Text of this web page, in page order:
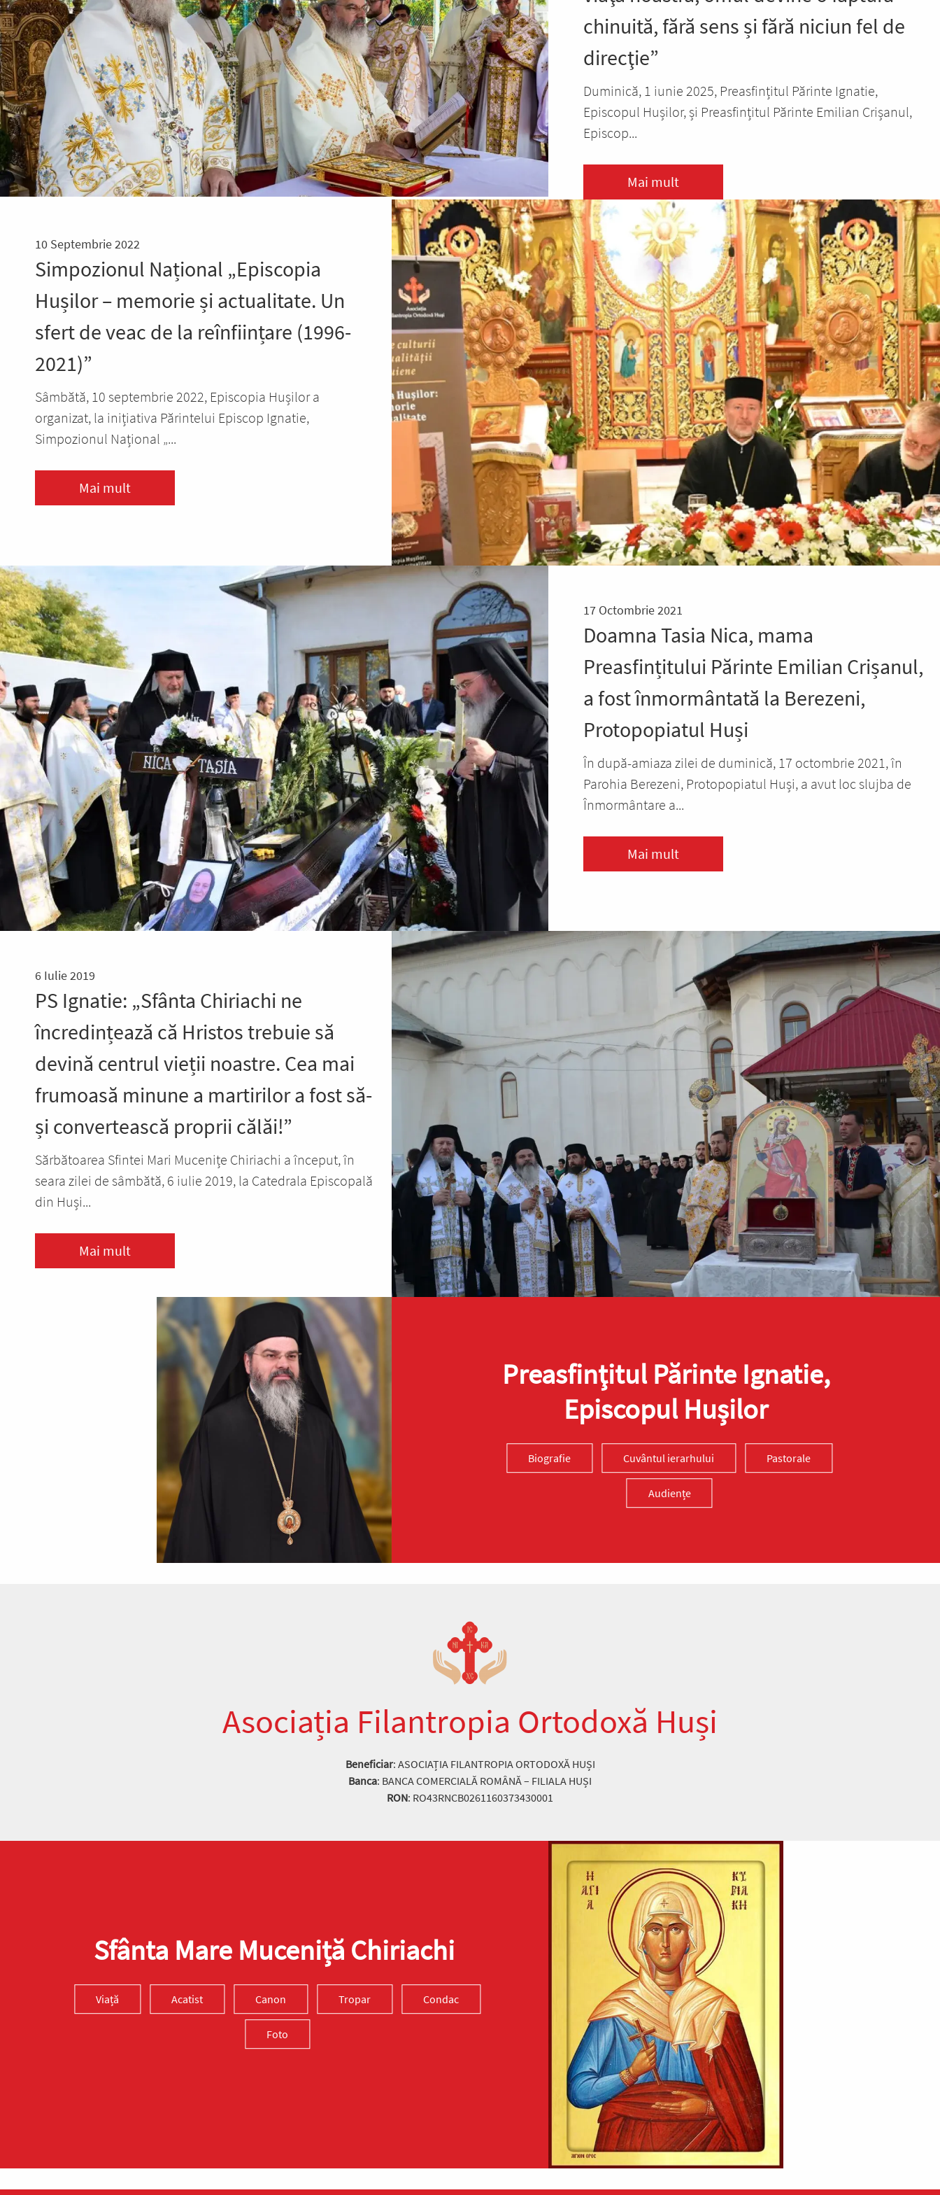
chinuită, fără sens și fără niciun fel de
direcţie”
Duminică, 1 iunie 2025, Preasfințitul Părinte Ignatie,
Episcopul Hușilor, și Preasfințitul Părinte Emilian Crișanul,
Episcop...
Mai mult
10 Septembrie 2022
Simpozionul Național „Episcopia
Hușilor – memorie și actualitate. Un
sfert de veac de la reînființare (1996-
2021)”
Sâmbătă, 10 septembrie 2022, Episcopia Hușilor a
organizat, la inițiativa Părintelui Episcop Ignatie,
Simpozionul Național „...
Mai mult
17 Octombrie 2021
Doamna Tasia Nica, mama
Preasfințitului Părinte Emilian Crișanul,
a fost înmormântată la Berezeni,
Protopopiatul Huși
În după-amiaza zilei de duminică, 17 octombrie 2021, în
Parohia Berezeni, Protopopiatul Huși, a avut loc slujba de
Înmormântare a...
Mai mult
6 Iulie 2019
PS Ignatie: „Sfânta Chiriachi ne
încredințează că Hristos trebuie să
devină centrul vieții noastre. Cea mai
frumoasă minune a martirilor a fost să-
și convertească proprii călăi!”
Sărbătoarea Sfintei Mari Mucenițe Chiriachi a început, în
seara zilei de sâmbătă, 6 iulie 2019, la Catedrala Episcopală
din Huși...
Mai mult
Preasfinţitul Părinte Ignatie,
Episcopul Hușilor
Biografie Cuvântul ierarhului Pastorale
Audiențe
Asociația Filantropia Ortodoxă Huși
Beneficiar: ASOCIAȚIA FILANTROPIA ORTODOXĂ HUȘI
Banca: BANCA COMERCIALĂ ROMÂNĂ – FILIALA HUȘI
RON: RO43RNCB0261160373430001
Sfânta Mare Muceniță Chiriachi
Viață Acatist Canon Tropar Condac
Foto